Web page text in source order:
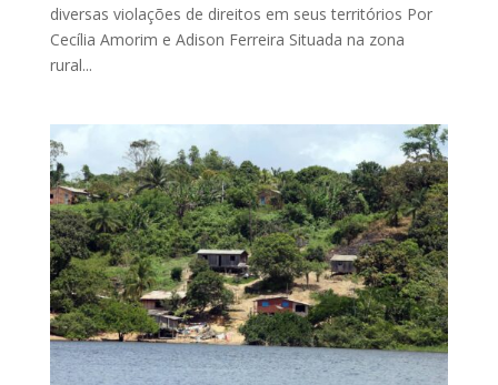
diversas violações de direitos em seus territórios Por
Cecília Amorim e Adison Ferreira Situada na zona
rural...